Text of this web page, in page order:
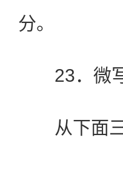
分。
23．微写
从下面三